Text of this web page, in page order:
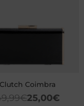
Clutch Coimbra
€25,00€